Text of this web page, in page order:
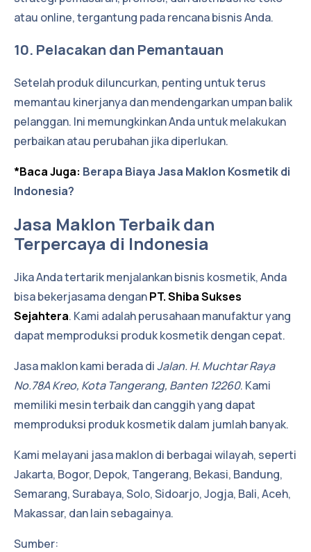
atau online, tergantung pada rencana bisnis Anda.
10. Pelacakan dan Pemantauan
Setelah produk diluncurkan, penting untuk terus
memantau kinerjanya dan mendengarkan umpan balik
pelanggan. Ini memungkinkan Anda untuk melakukan
perbaikan atau perubahan jika diperlukan.
*Baca Juga: Berapa Biaya Jasa Maklon Kosmetik di
Indonesia?
Jasa Maklon Terbaik dan
Terpercaya di Indonesia
Jika Anda tertarik menjalankan bisnis kosmetik, Anda
bisa bekerjasama denganPT. Shiba Sukses
Sejahtera. Kami adalah perusahaan manufaktur yang
dapat memproduksi produk kosmetik dengan cepat.
Jasa maklon kami berada diJalan. H. Muchtar Raya
No.78A Kreo, Kota Tangerang, Banten 12260. Kami
memiliki mesin terbaik dan canggih yang dapat
memproduksi produk kosmetik dalam jumlah banyak.
Kami melayani jasa maklon di berbagai wilayah, seperti
Jakarta, Bogor, Depok, Tangerang, Bekasi, Bandung,
Semarang,Surabaya,Solo,Sidoarjo,Jogja, Bali,Aceh,
Makassar, dan lain sebagainya.
Sumber: